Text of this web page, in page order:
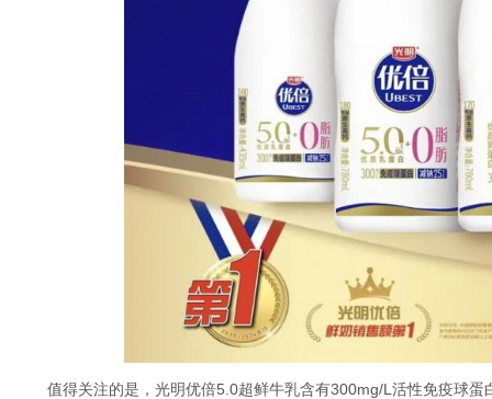
值得关注的是，光明优倍5.0超鲜牛乳含有300mg/L活性免疫球